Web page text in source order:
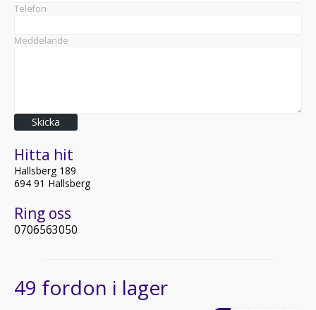
Telefon
Meddelande
Skicka
Hitta hit
Hallsberg 189
694 91 Hallsberg
Ring oss
0706563050
49 fordon i lager